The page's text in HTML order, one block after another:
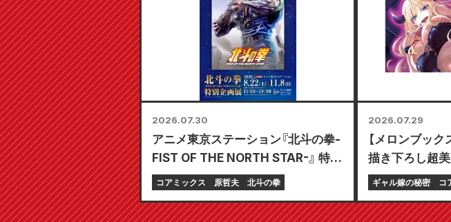
2026.07.30
アニメ東京ステーション『北斗の拳-
FIST OF THE NORTH STAR-』 特別
企画展 開催決定!!
コアミックス 原哲夫 北斗の拳
2026.07.29
【メロンブッ
描き下ろし超美
レイマット付
巻が10月20日
ギャル嫁の秘密 コ